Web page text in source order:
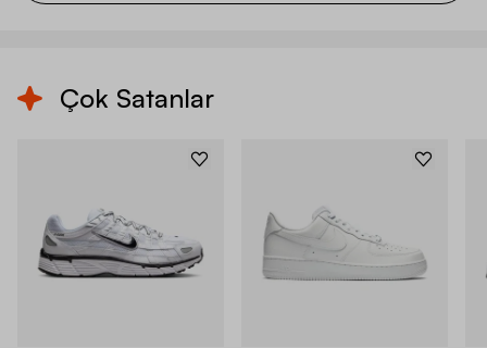
Çok Satanlar